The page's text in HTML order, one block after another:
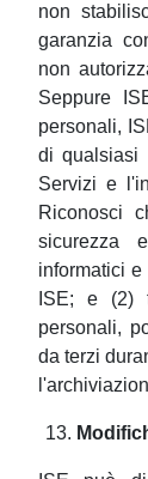
non
garanzia
non
Seppure
personali,
di qualsiasi
Servizi e
Riconosci
sicurezza
informatici
ISE; e (2)
personali,
da terzi